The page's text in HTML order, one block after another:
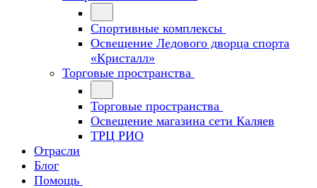
Спортивные комплексы
Освещение Ледового дворца спорта
«Кристалл»
Торговые пространства
Торговые пространства
Освещение магазина сети Каляев
ТРЦ РИО
Отрасли
Блог
Помощь